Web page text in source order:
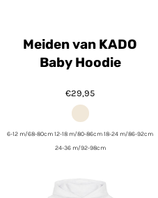
Meiden van KADO
Baby Hoodie
€29,95
6-12 m/68-80cm 12-18 m/80-86cm 18-24 m/86-92cm
24-36 m/92-98cm